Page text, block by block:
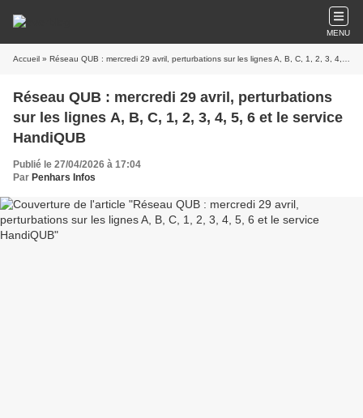
MENU
Accueil » Réseau QUB : mercredi 29 avril, perturbations sur les lignes A, B, C, 1, 2, 3, 4, 5, 6 et le service HandiQUB
Réseau QUB : mercredi 29 avril, perturbations
sur les lignes A, B, C, 1, 2, 3, 4, 5, 6 et le service
HandiQUB
Publié le 27/04/2026 à 17:04
Par Penhars Infos